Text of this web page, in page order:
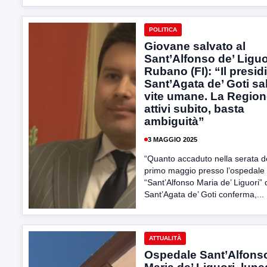
POLITICA
Giovane salvato al
Sant’Alfonso de’
Rubano (FI): “Il
Sant’Agata de’ Goti
vite umane. La
attivi subito, basta
ambiguità”
3 MAGGIO 2025
“Quanto accaduto nella serata
primo maggio presso l’ospedale
“Sant’Alfonso Maria de’ Liguori”
Sant’Agata de’ Goti conferma,...
ATTUALITÀ
Ospedale